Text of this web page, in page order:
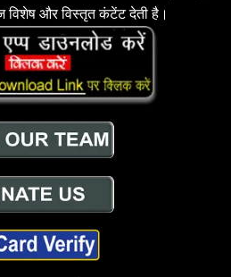
विशेष और विस्तृत कंटेंट देती है।